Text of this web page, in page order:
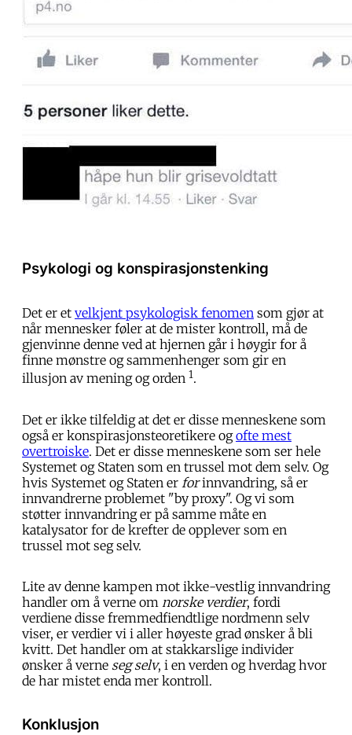
Psykologi og konspirasjonstenking
Det er et velkjent psykologisk fenomen som gjør at
når mennesker føler at de mister kontroll, må de
gjenvinne denne ved at hjernen går i høygir for å
finne mønstre og sammenhenger som gir en
illusjon av mening og orden 1.
Det er ikke tilfeldig at det er disse menneskene som
også er konspirasjonsteoretikere ogofte mest
overtroiske. Det er disse menneskene som ser hele
Systemet og Staten som en trussel mot dem selv. Og
hvis Systemet og Staten er forinnvandring, så er
innvandrerne problemet "by proxy". Og vi som
støtter innvandring er på samme måte en
katalysator for de krefter de opplever som en
trussel mot seg selv.
Lite av denne kampen mot ikke-vestlig innvandring
handler om å verne om norske verdier, fordi
verdiene disse fremmedfiendtlige nordmenn selv
viser, er verdier vi i aller høyeste grad ønsker å bli
kvitt. Det handler om at stakkarslige individer
ønsker å verne seg selv, i en verden og hverdag hvor
de har mistet enda mer kontroll.
Konklusjon